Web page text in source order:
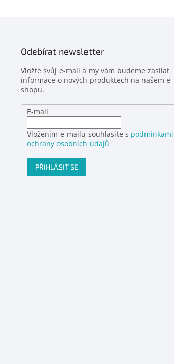
Odebírat newsletter
Vložte svůj e-mail a my vám budeme zasílat
informace o nových produktech na našem e-
shopu.
E-mail
Vložením e-mailu souhlasíte s podmínkami
ochrany osobních údajů
PŘIHLÁSIT SE